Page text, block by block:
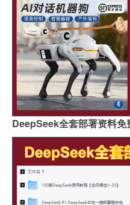
DeepSeek全套部署资料免